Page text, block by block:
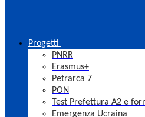
Progetti
PNRR
Erasmus+
Petrarca 7
PON
Test Prefettura A2 e
Emergenza Ucraina